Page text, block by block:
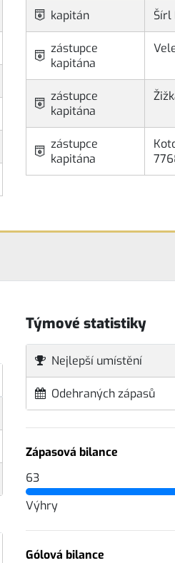
kapitán Šírl
zástupce
kapitána
zástupce
kapitána
zástupce
kapitána
Týmové statistiky
Nejlepší umístění
Odehraných zápasů
Zápasová bilance
63
Výhry
Gólová bilance